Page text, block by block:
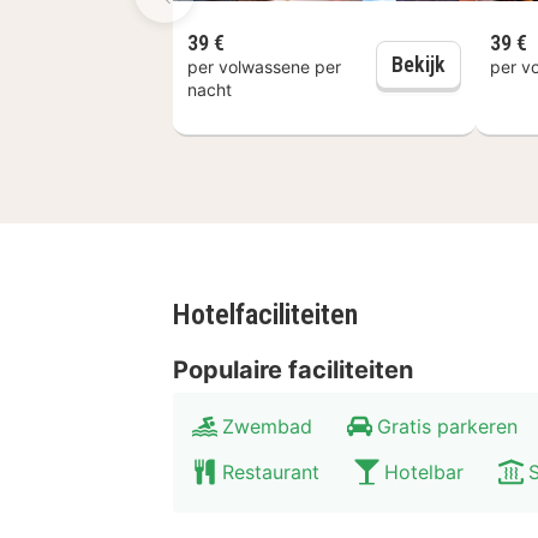
planetarium en een Picasso-
Lambertuskerk. Maak een
genieten rondom Parkhotel
balletje op de nabijgelegen golfbaan.
39 €
per volwassene per
nacht
Bekijk Dagelijks
39 €
per
Hotelfaciliteiten
Populaire faciliteiten
Zwembad Gratis parkeren
Restaurant
Hotelbar